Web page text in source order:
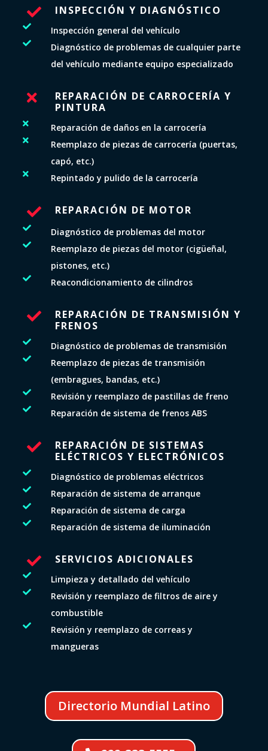
 INSPECCIÓN Y DIAGNÓSTICO
 Inspección general del vehículo

Diagnóstico de problemas de cualquier parte
del vehículo mediante equipo especializado

REPARACIÓN DE CARROCERÍA Y
PINTURA
 Reparación de daños en la carrocería

Reemplazo de piezas de carrocería (puertas,
capó, etc.)
 Repintado y pulido de la carrocería
 REPARACIÓN DE MOTOR
 Diagnóstico de problemas del motor

Reemplazo de piezas del motor (cigüeñal,
pistones, etc.)
 Reacondicionamiento de cilindros

REPARACIÓN DE TRANSMISIÓN Y
FRENOS
 Diagnóstico de problemas de transmisión

Reemplazo de piezas de transmisión
(embragues, bandas, etc.)
 Revisión y reemplazo de pastillas de freno
 Reparación de sistema de frenos ABS

REPARACIÓN DE SISTEMAS
ELÉCTRICOS Y ELECTRÓNICOS
 Diagnóstico de problemas eléctricos
 Reparación de sistema de arranque
 Reparación de sistema de carga
 Reparación de sistema de iluminación
 SERVICIOS ADICIONALES
 Limpieza y detallado del vehículo

Revisión y reemplazo de filtros de aire y
combustible

Revisión y reemplazo de correas y
mangueras
Directorio Mundial Latino